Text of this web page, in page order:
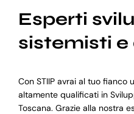
Esperti
sistemisti e
Con STIIP avrai al tuo fianco
altamente qualificati in
Toscana. Grazie alla nostra